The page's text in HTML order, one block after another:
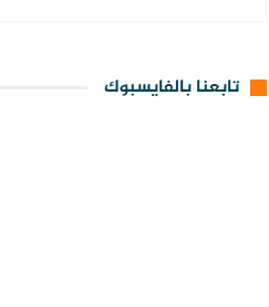
تابعنا بالفايسبوك